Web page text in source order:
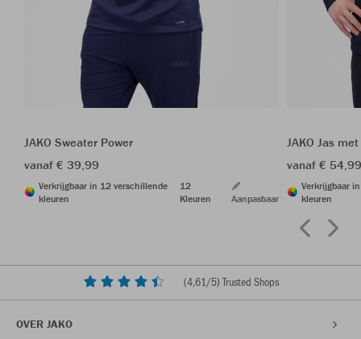
JAKO Sweater Power
vanaf € 39,99
Verkrijgbaar in 12 verschillende
kleuren
12
Kleuren
Aanpasbaar
JAKO Jas
vanaf €
Verkrijgbaar
kleuren
(4,61/5) Trusted Shops
OVER JAKO